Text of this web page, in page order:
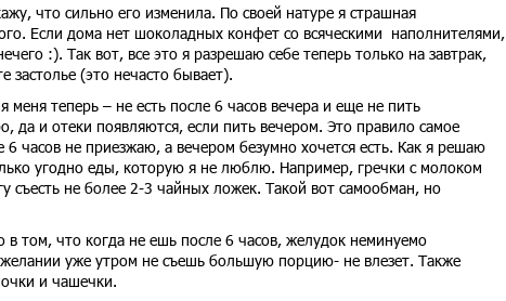
что сильно его изменила. По своей натуре я страшная
Если дома нет шоколадных конфет со всяческими наполнителями,
:). Так вот, все это я разрешаю себе теперь только на завтрак,
застолье (это нечасто бывает).
теперь – не есть после 6 часов вечера и еще не пить
да и отеки появляются, если пить вечером. Это правило самое
часов не приезжаю, а вечером безумно хочется есть. Как я решаю
угодно еды, которую я не люблю. Например, гречки с молоком
съесть не более 2-3 чайных ложек. Такой вот самообман, но
в том, что когда не ешь после 6 часов, желудок неминуемо
уже утром не съешь большую порцию- не влезет. Также
и чашечки.